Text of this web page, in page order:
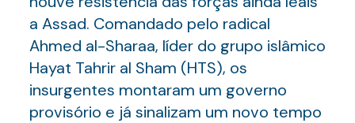
a Assad. Comandado pelo radical
Ahmed al-Sharaa, líder do grupo islâmico
Hayat Tahrir al Sham (HTS), os
insurgentes montaram um governo
provisório e já sinalizam um novo tempo